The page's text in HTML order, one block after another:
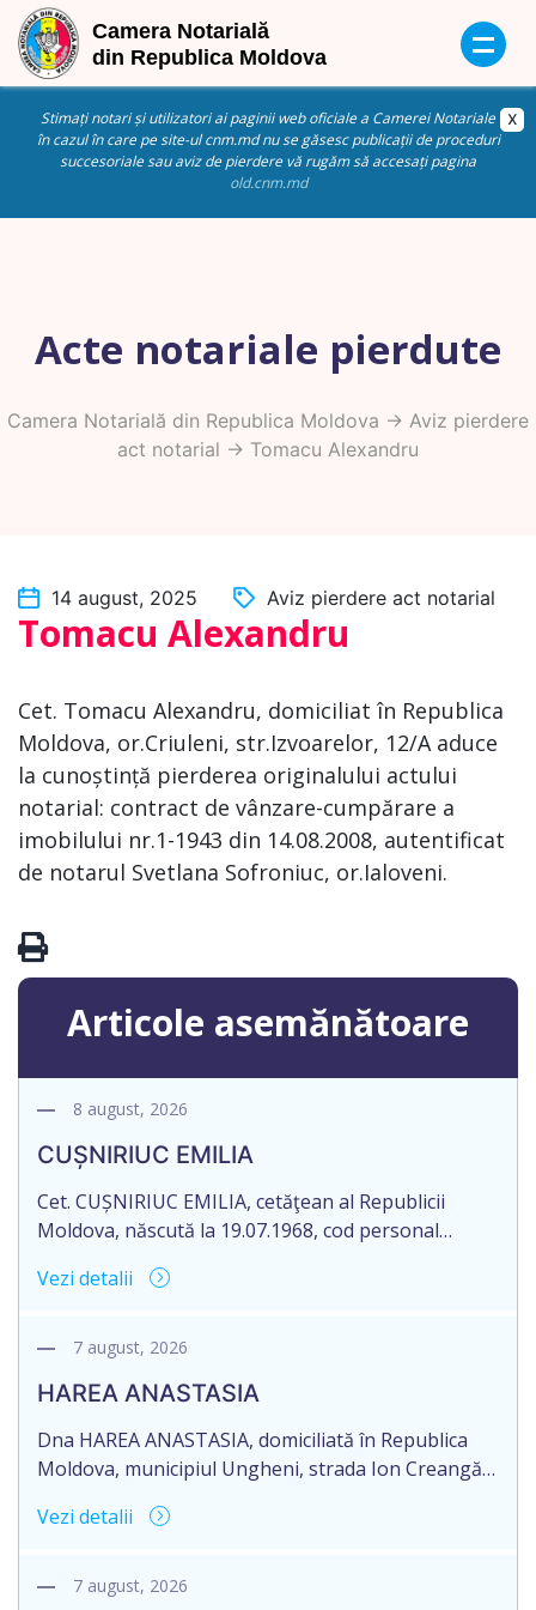
Stimați notari și utilizatori ai paginii web oficiale a Camerei Notariale
în cazul în care pe site-ul cnm.md nu se găsesc publicații de proceduri
succesoriale sau aviz de pierdere vă rugăm să accesați pagina
old.cnm.md
Acte notariale pierdute
Camera Notarială din Republica Moldova -> Aviz pierdere
act notarial -> Tomacu Alexandru
14 august, 2025 Aviz pierdere act notarial
Tomacu Alexandru
Cet. Tomacu Alexandru, domiciliat în Republica
Moldova, or.Criuleni, str.Izvoarelor, 12/A aduce
la cunoștință pierderea originalului actului
notarial: contract de vânzare-cumpărare a
imobilului nr.1-1943 din 14.08.2008, autentificat
de notarul Svetlana Sofroniuc, or.Ialoveni.
Articole asemănătoare
8 august, 2026
CUȘNIRIUC EMILIA
Cet. CUȘNIRIUC EMILIA, cetăţean al Republicii
Moldova, născută la 19.07.1968, cod personal
raionul Fălești, satul Comarovca, aduce la
Certificatului de moștenitor legal, înregistrat sub
Larisa Dogotari, cu sediul biroului în or. Fălești,
str.Ștefan cel Mare, 61.
Vezi detalii
7 august, 2026
HAREA ANASTASIA
Dna HAREA ANASTASIA, domiciliată în Republica
Moldova, municipiul Ungheni, strada Ion Creangă
domiciliat în Republica Moldova, raionul Orhei,
originalului: Certificatului de moștenitor legal nr.
Vezi detalii
7 august, 2026